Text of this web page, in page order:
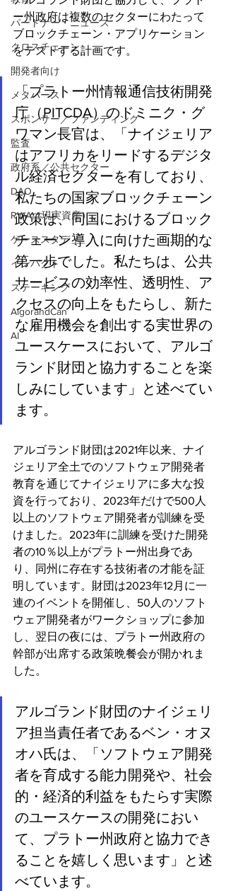
パートナー・ニュース
クロスチェーン
開発者向け
メタバース
スポンサー／ファンディング
監査
政府系／公共セクター
DAO
RWA（現実資産）
ケーススタディ
インパクト
ステーキング
AlgorandCan
AI
ー州政府は複数のセクターにわたって
ブロックチェーン・アプリケーション
をテストする計画です。
「プラトー州情報通信技術開発
庁（PITCDA）のドミニク・グ
ワマン長官は、「ナイジェリア
はアフリカをリードするデジタ
ル経済セクターを有しており、
私たちの国家ブロックチェーン
政策は、同国におけるブロック
チェーン導入に向けた画期的な
第一歩でした。私たちは、公共
サービスの効率性、透明性、ア
クセスの向上をもたらし、新た
な雇用機会を創出する実世界の
ユースケースにおいて、アルゴ
ランド財団と協力することを楽
しみにしています」と述べてい
ます。
アルゴランド財団は2021年以来、ナイ
ジェリア全土でのソフトウェア開発者
教育を通じてナイジェリアに多大な投
資を行っており、2023年だけで500人
以上のソフトウェア開発者が訓練を受
けました。2023年に訓練を受けた開発
者の10％以上がプラトー州出身であ
り、同州に存在する技術者の才能を証
明しています。財団は2023年12月に一
連のイベントを開催し、50人のソフト
ウェア開発者がワークショップに参加
し、翌日の夜には、プラトー州政府の
幹部が出席する政策晩餐会が開かれま
した。
アルゴランド財団のナイジェリ
ア担当責任者であるベン・オヌ
オハ氏は、「ソフトウェア開発
者を育成する能力開発や、社会
的・経済的利益をもたらす実際
のユースケースの開発におい
て、プラトー州政府と協力でき
ることを嬉しく思います」と述
べています。